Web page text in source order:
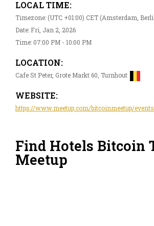
LOCAL TIME:
Timezone: (UTC +01:00) CET (Amsterdam,
Date: Fri, Jan 2, 2026
Time: 07:00 PM - 10:00 PM
LOCATION:
Cafe St Peter, Grote Markt 60, Turnhout
WEBSITE:
https://www.meetup.com/bitcoinmeetup/
Find Hotels Bitcoin
Meetup